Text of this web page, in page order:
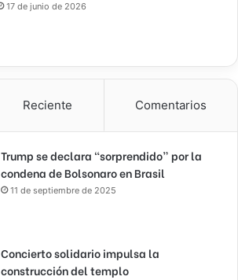
17 de junio de 2026
Reciente Comentarios
Trump se declara “sorprendido” por la
condena de Bolsonaro en Brasil
11 de septiembre de 2025
Concierto solidario impulsa la
construcción del templo